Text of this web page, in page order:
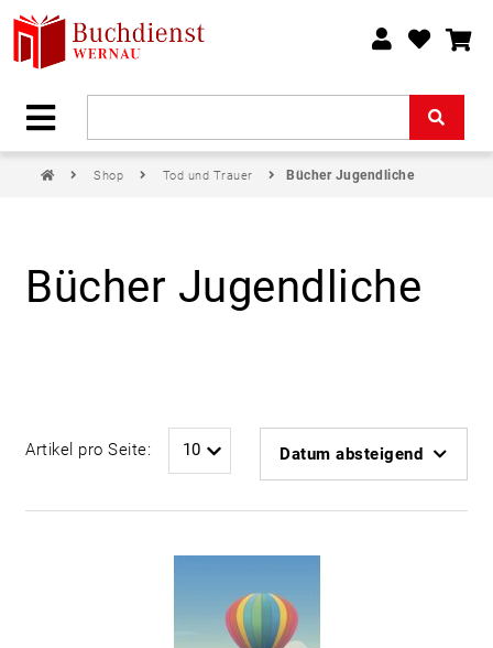
Shop Tod und Trauer Bücher Jugendliche
Bücher Jugendliche
Artikel pro Seite: Datum absteigend